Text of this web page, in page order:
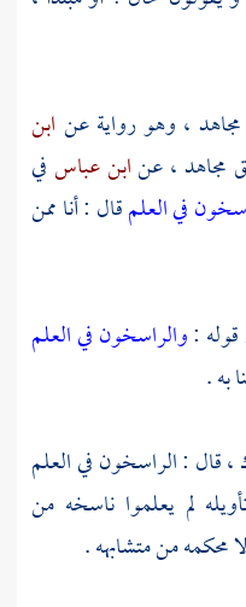
مجاهد ، وهو رواية عن ابن
مجاهد، عنابن عباسفي
في العلمقال : أنا ممن
:والراسخون في العلم
به .
، قال : الراسخون في العلم
لم يعلموا ناسخه من
محكمه من متشابهه .